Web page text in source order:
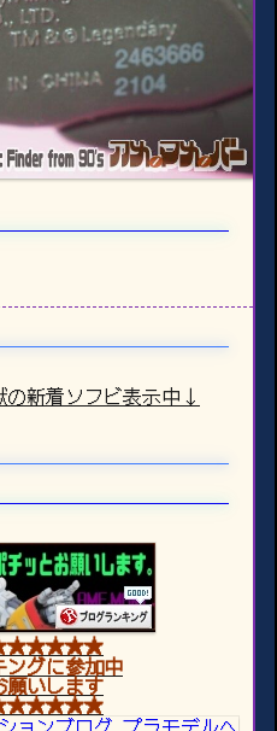
新着ソフビ表示中↓
ングに参加中
願いします